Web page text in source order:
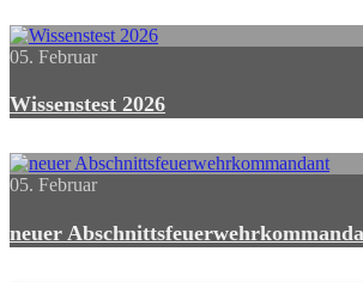
05. Februar
Wissenstest 2026
05. Februar
neuer